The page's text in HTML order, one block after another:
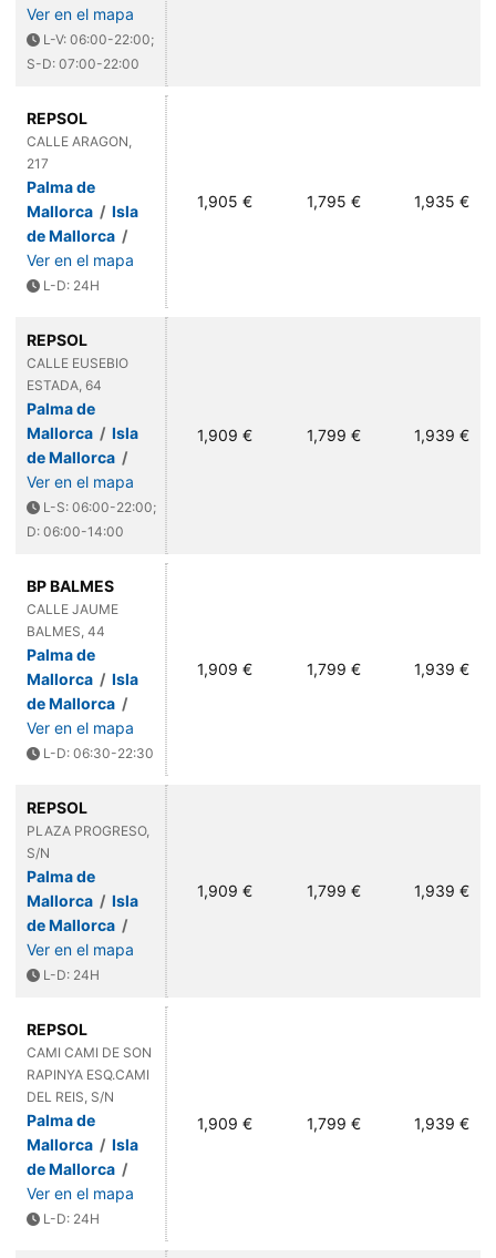
Ver en el mapa
L-V: 06:00-22:00;
S-D: 07:00-22:00
REPSOL
CALLE ARAGON,
217
Palma de
Mallorca / Isla
de Mallorca /
Ver en el mapa
L-D: 24H
1,905 € 1,795 € 1,935 €
REPSOL
CALLE EUSEBIO
ESTADA, 64
Palma de
Mallorca / Isla
de Mallorca /
Ver en el mapa
L-S: 06:00-22:00;
D: 06:00-14:00
1,909 € 1,799 € 1,939 €
BP BALMES
CALLE JAUME
BALMES, 44
Palma de
Mallorca / Isla
de Mallorca /
Ver en el mapa
L-D: 06:30-22:30
1,909 € 1,799 € 1,939 €
REPSOL
PLAZA PROGRESO,
S/N
Palma de
Mallorca / Isla
de Mallorca /
Ver en el mapa
L-D: 24H
1,909 € 1,799 € 1,939 €
REPSOL
CAMI CAMI DE SON
RAPINYA ESQ.CAMI
DEL REIS, S/N
Palma de
Mallorca / Isla
de Mallorca /
Ver en el mapa
L-D: 24H
1,909 € 1,799 € 1,939 €